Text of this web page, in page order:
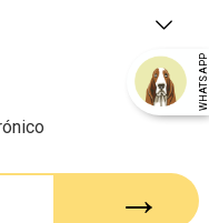
WHATSAPP